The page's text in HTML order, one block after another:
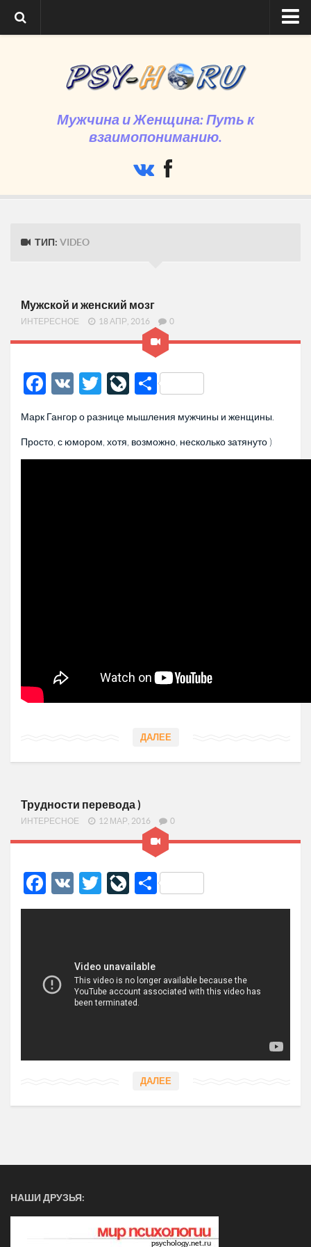
Программа
Время и место проведения
Мужчина и Женщина: Путь к
взаимопониманию.
ТИП: VIDEO
Мужской и женский мозг
ИНТЕРЕСНОЕ 18 АПР, 2016 0
Facebook
VK TwitterLiveJournal
Отправить
Марк Гангор о разнице мышления мужчины и женщины.
Просто, с юмором, хотя, возможно, несколько затянуто )
ДАЛЕЕ
Трудности перевода )
ИНТЕРЕСНОЕ 12 МАР, 2016 0
Facebook
VK TwitterLiveJournal
Отправить
ДАЛЕЕ
НАШИ ДРУЗЬЯ: